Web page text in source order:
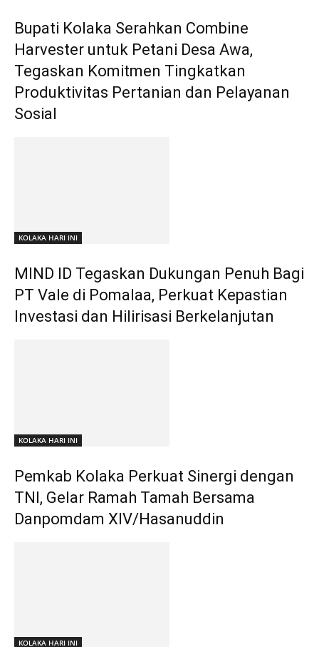
Bupati Kolaka Serahkan Combine
Harvester untuk Petani Desa Awa,
Tegaskan Komitmen Tingkatkan
Produktivitas Pertanian dan Pelayanan
Sosial
KOLAKA HARI INI
MIND ID Tegaskan Dukungan Penuh Bagi
PT Vale di Pomalaa, Perkuat Kepastian
Investasi dan Hilirisasi Berkelanjutan
KOLAKA HARI INI
Pemkab Kolaka Perkuat Sinergi dengan
TNI, Gelar Ramah Tamah Bersama
Danpomdam XIV/Hasanuddin
KOLAKA HARI INI